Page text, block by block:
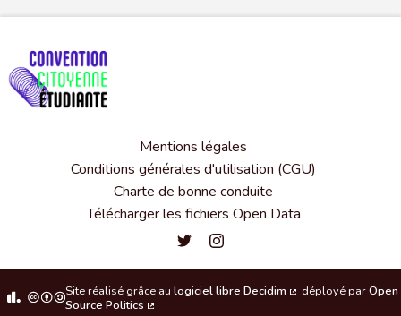
Mentions légales
Conditions générales d'utilisation (CGU)
Charte de bonne conduite
Télécharger les fichiers Open Data
Convention citoyenne étudiante
Convention citoyenne
Site réalisé grâce au logiciel libre Decidim
(Lien externe)
déployé parOpen
Source Politics